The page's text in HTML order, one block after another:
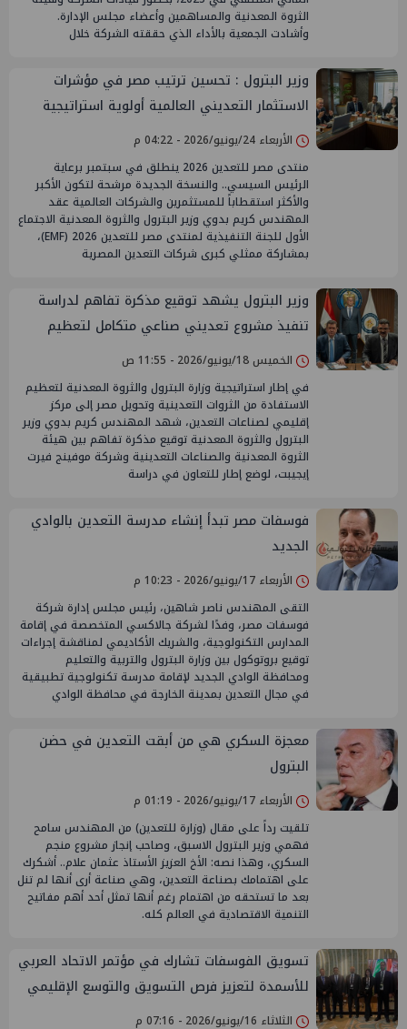
الثروة المعدنية والمساهمين وأعضاء مجلس الإدارة.
وأشادت الجمعية بالأداء الذي حققته الشركة خلال
وزير البترول : تحسين ترتيب مصر في مؤشرات
الاستثمار التعديني العالمية أولوية استراتيجية
لتعزيز الثقة وجذب التمويل والاستثمارات
الأربعاء 24/يونيو/2026 - 04:22 م
منتدى مصر للتعدين 2026 ينطلق في سبتمبر برعاية
الرئيس السيسي.. والنسخة الجديدة مرشحة لتكون الأكبر
والأكثر استقطاباً للمستثمرين والشركات العالمية عقد
المهندس كريم بدوي وزير البترول والثروة المعدنية الاجتماع
الأول للجنة التنفيذية لمنتدى مصر للتعدين 2026 (EMF)،
بمشاركة ممثلي كبرى شركات التعدين المصرية
وزير البترول يشهد توقيع مذكرة تفاهم لدراسة
تنفيذ مشروع تعديني صناعي متكامل لتعظيم
القيمة المضافة لفوسفات أبو طرطور
الخميس 18/يونيو/2026 - 11:55 ص
في إطار استراتيجية وزارة البترول والثروة المعدنية لتعظيم
الاستفادة من الثروات التعدينية وتحويل مصر إلى مركز
إقليمي لصناعات التعدين، شهد المهندس كريم بدوي وزير
البترول والثروة المعدنية توقيع مذكرة تفاهم بين هيئة
الثروة المعدنية والصناعات التعدينية وشركة موفينج فيرت
إيجيبت، لوضع إطار للتعاون في دراسة
فوسفات مصر تبدأ إنشاء مدرسة التعدين بالوادي
الجديد
الأربعاء 17/يونيو/2026 - 10:23 م
التقى المهندس ناصر شاهين، رئيس مجلس إدارة شركة
فوسفات مصر، وفدًا لشركة جالاكسي المتخصصة في إقامة
المدارس التكنولوجية، والشريك الأكاديمي لمناقشة إجراءات
توقيع بروتوكول بين وزارة البترول والتربية والتعليم
ومحافظة الوادي الجديد لإقامة مدرسة تكنولوجية تطبيقية
في مجال التعدين بمدينة الخارجة في محافظة الوادي
معجزة السكري هي من أبقت التعدين في حضن
البترول
الأربعاء 17/يونيو/2026 - 01:19 م
تلقيت رداً على مقال (وزارة للتعدين) من المهندس سامح
فهمي وزير البترول الاسبق، وصاحب إنجاز مشروع منجم
السكري، وهذا نصه: الأخ العزيز الأستاذ عثمان علام.. أشكرك
على اهتمامك بصناعة التعدين، وهي صناعة أرى أنها لم تنل
بعد ما تستحقه من اهتمام رغم أنها تمثل أحد أهم مفاتيح
التنمية الاقتصادية في العالم كله.
تسويق الفوسفات تشارك في مؤتمر الاتحاد العربي
للأسمدة لتعزيز فرص التسويق والتوسع الإقليمي
الثلاثاء 16/يونيو/2026 - 07:16 م